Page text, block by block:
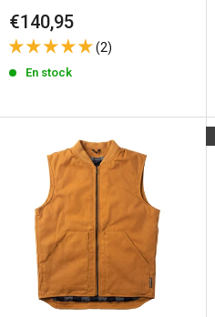
Precio
de
venta
€140,95
(2)
En stock